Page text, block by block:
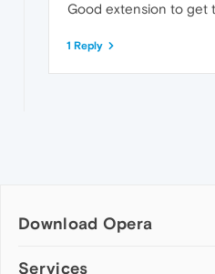
Good extension to get
1 Reply
Download Opera
Computer browsers
Services